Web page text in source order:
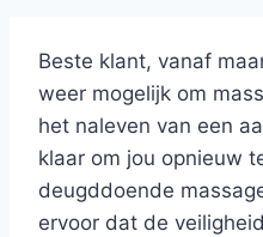
Beste klant, vanaf
weer mogelijk om
het naleven van een
klaar om jou opnieuw
deugddoende
ervoor dat de